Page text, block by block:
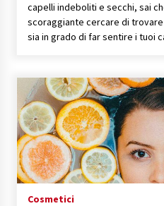
capelli indeboliti e secchi, sai
scoraggiante cercare di
sia in grado di far sentire i tuoi
Cosmetici